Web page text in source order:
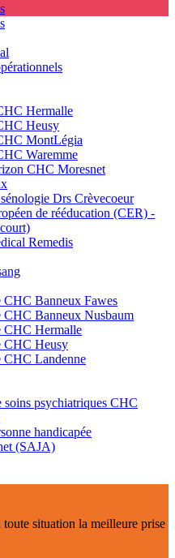
Hermalle
Heusy
MontLégia
Waremme
CHC Moresnet
Drs Crèvecoeur
de rééducation (CER) -
Remedis
CHC Banneux Fawes
CHC Banneux Nusbaum
CHC Hermalle
CHC Heusy
CHC Landenne
soins psychiatriques CHC
handicapée
(SAJA)
toute situation la meilleure prise